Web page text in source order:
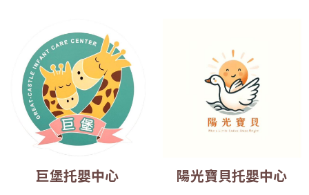
巨堡托嬰中心 陽光寶貝托嬰中心